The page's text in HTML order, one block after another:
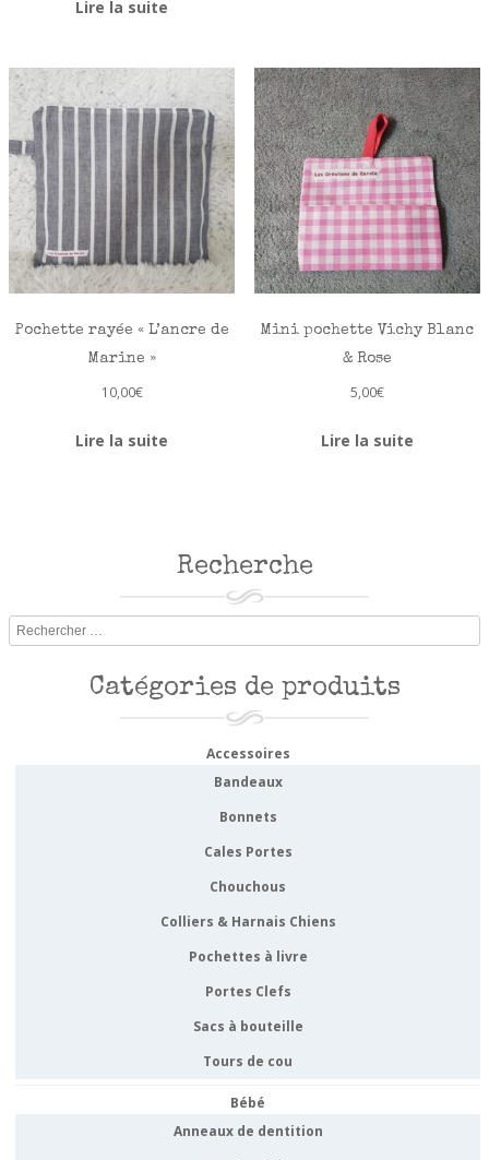
Lire la suite
Pochette rayée « L’ancre de
Marine »
10,00€
Lire la suite
Mini pochette Vichy Blanc
& Rose
5,00€
Lire la suite
Recherche
Rechercher
Catégories de produits
Accessoires
Bandeaux
Bonnets
Cales Portes
Chouchous
Colliers & Harnais Chiens
Pochettes à livre
Portes Clefs
Sacs à bouteille
Tours de cou
Bébé
Anneaux de dentition